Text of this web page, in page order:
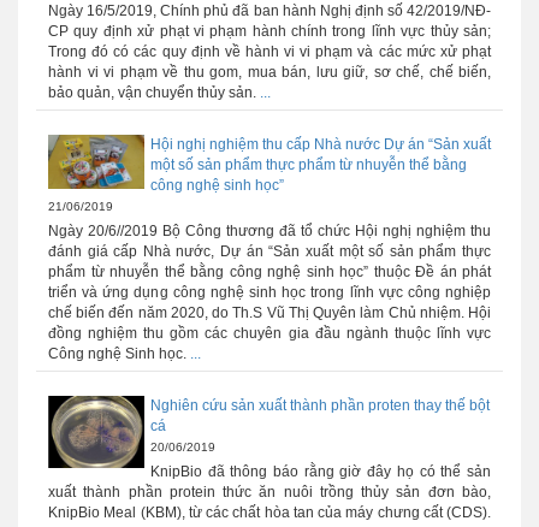
Ngày 16/5/2019, Chính phủ đã ban hành Nghị định số 42/2019/NĐ-
CP quy định xử phạt vi phạm hành chính trong lĩnh vực thủy sản;
Trong đó có các quy định về hành vi vi phạm và các mức xử phạt
hành vi vi phạm về thu gom, mua bán, lưu giữ, sơ chế, chế biến,
bảo quản, vận chuyển thủy sản. ...
Hội nghị nghiệm thu cấp Nhà nước Dự án “Sản xuất
một số sản phẩm thực phẩm từ nhuyễn thể bằng
công nghệ sinh học”
21/06/2019
Ngày 20/6//2019 Bộ Công thương đã tổ chức Hội nghị nghiệm thu
đánh giá cấp Nhà nước, Dự án “Sản xuất một số sản phẩm thực
phẩm từ nhuyễn thể bằng công nghệ sinh học” thuộc Đề án phát
triển và ứng dụng công nghệ sinh học trong lĩnh vực công nghiệp
chế biến đến năm 2020, do Th.S Vũ Thị Quyên làm Chủ nhiệm. Hội
đồng nghiệm thu gồm các chuyên gia đầu ngành thuộc lĩnh vực
Công nghệ Sinh học. ...
Nghiên cứu sản xuất thành phần proten thay thế bột
cá
20/06/2019
KnipBio đã thông báo rằng giờ đây họ có thể sản
xuất thành phần protein thức ăn nuôi trồng thủy sản đơn bào,
KnipBio Meal (KBM), từ các chất hòa tan của máy chưng cất (CDS).